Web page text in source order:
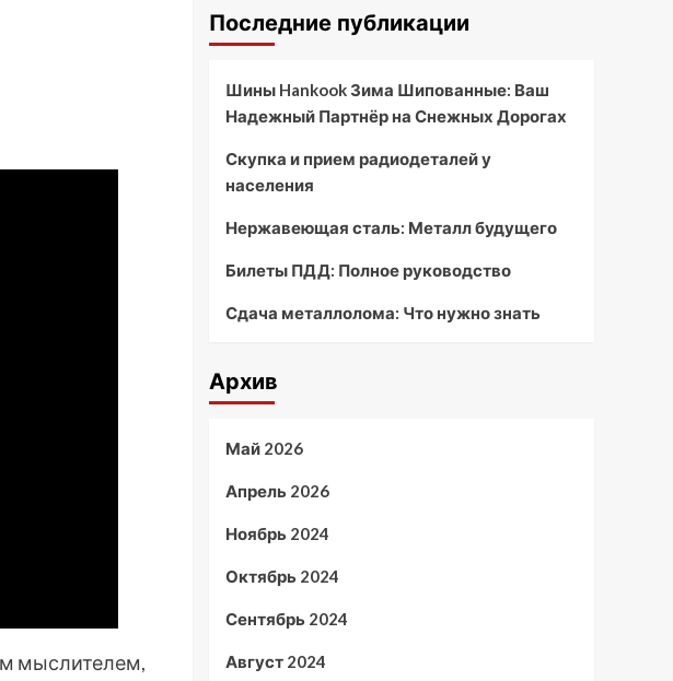
мыслителем,
Последние публикации
Шины Hankook Зима Шипованные: Ваш
Надежный Партнёр на Снежных Дорогах
Скупка и прием радиодеталей у
населения
Нержавеющая сталь: Металл будущего
Билеты ПДД: Полное руководство
Сдача металлолома: Что нужно знать
Архив
Май 2026
Апрель 2026
Ноябрь 2024
Октябрь 2024
Сентябрь 2024
Август 2024